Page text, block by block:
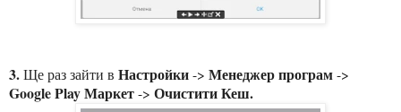
3.Ще раз зайти в Настройки-> Менеджер програм->
Google Play Маркет-> Очистити Кеш.